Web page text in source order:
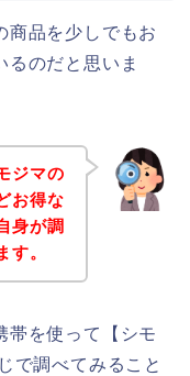
商品を少しでもお
るのだと思いま
ジマの
お得な
身が調
す。
帯を使って【シモ
で調べてみること